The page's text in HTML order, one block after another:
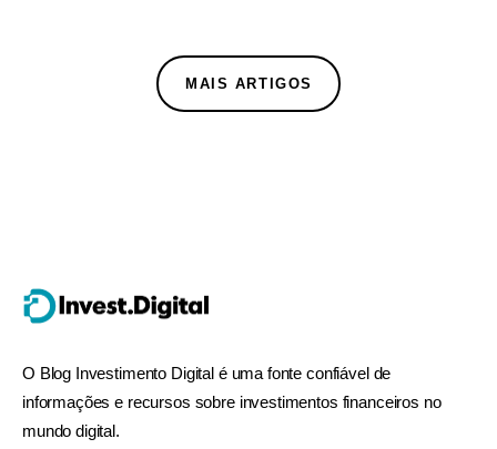
MAIS ARTIGOS
O Blog Investimento Digital é uma fonte confiável de
informações e recursos sobre investimentos financeiros no
mundo digital.